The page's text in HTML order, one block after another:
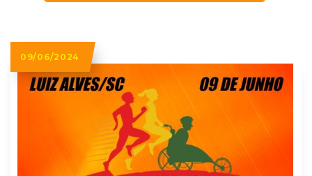
09/06/2024